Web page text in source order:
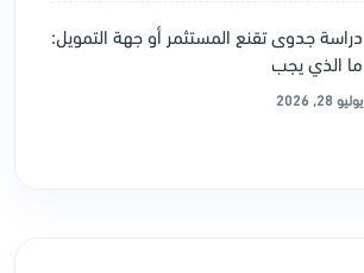
دراسة جدوى تقنع المستثمر أو جهة التمويل:
ما الذي يجب
يوليو 28, 2026